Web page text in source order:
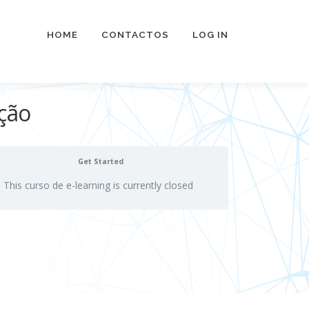
HOME CONTACTOS LOG IN
Get Started
This curso de e-learning is currently closed